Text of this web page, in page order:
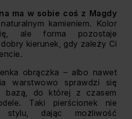
ma w sobie coś z Magdy
kamieniem. Kolor
ale forma pozostaje
kierunek, gdy zależy Ci
obrączka – albo nawet
warstwowo sprawdzi się
bazą, do której z czasem
Taki pierścionek nie
stylu, dając możliwość